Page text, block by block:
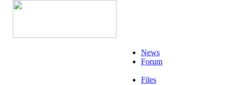
News
Forum
Files